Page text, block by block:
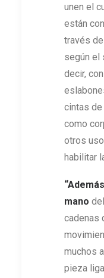
unen el
están
través
según el
decir,
cintas
como
otros
habilitar
mano
cadenas
muchos
pieza